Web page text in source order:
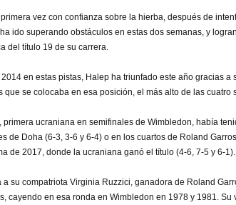
vez con confianza sobre la hierba, después de
ido superando obstáculos en estas dos semanas, y
del título 19 de su carrera.
en estas pistas, Halep ha triunfado este año gracias
que se colocaba en esa posición, el más alto de las cuatro
primera ucraniana en semifinales de Wimbledon, había
de Doha (6-3, 3-6 y 6-4) o en los cuartos de Roland
de 2017, donde la ucraniana ganó el título (4-6, 7-5 y 6-1).
a su compatriota Virginia Ruzzici, ganadora de Roland
cayendo en esa ronda en Wimbledon en 1978 y 1981.